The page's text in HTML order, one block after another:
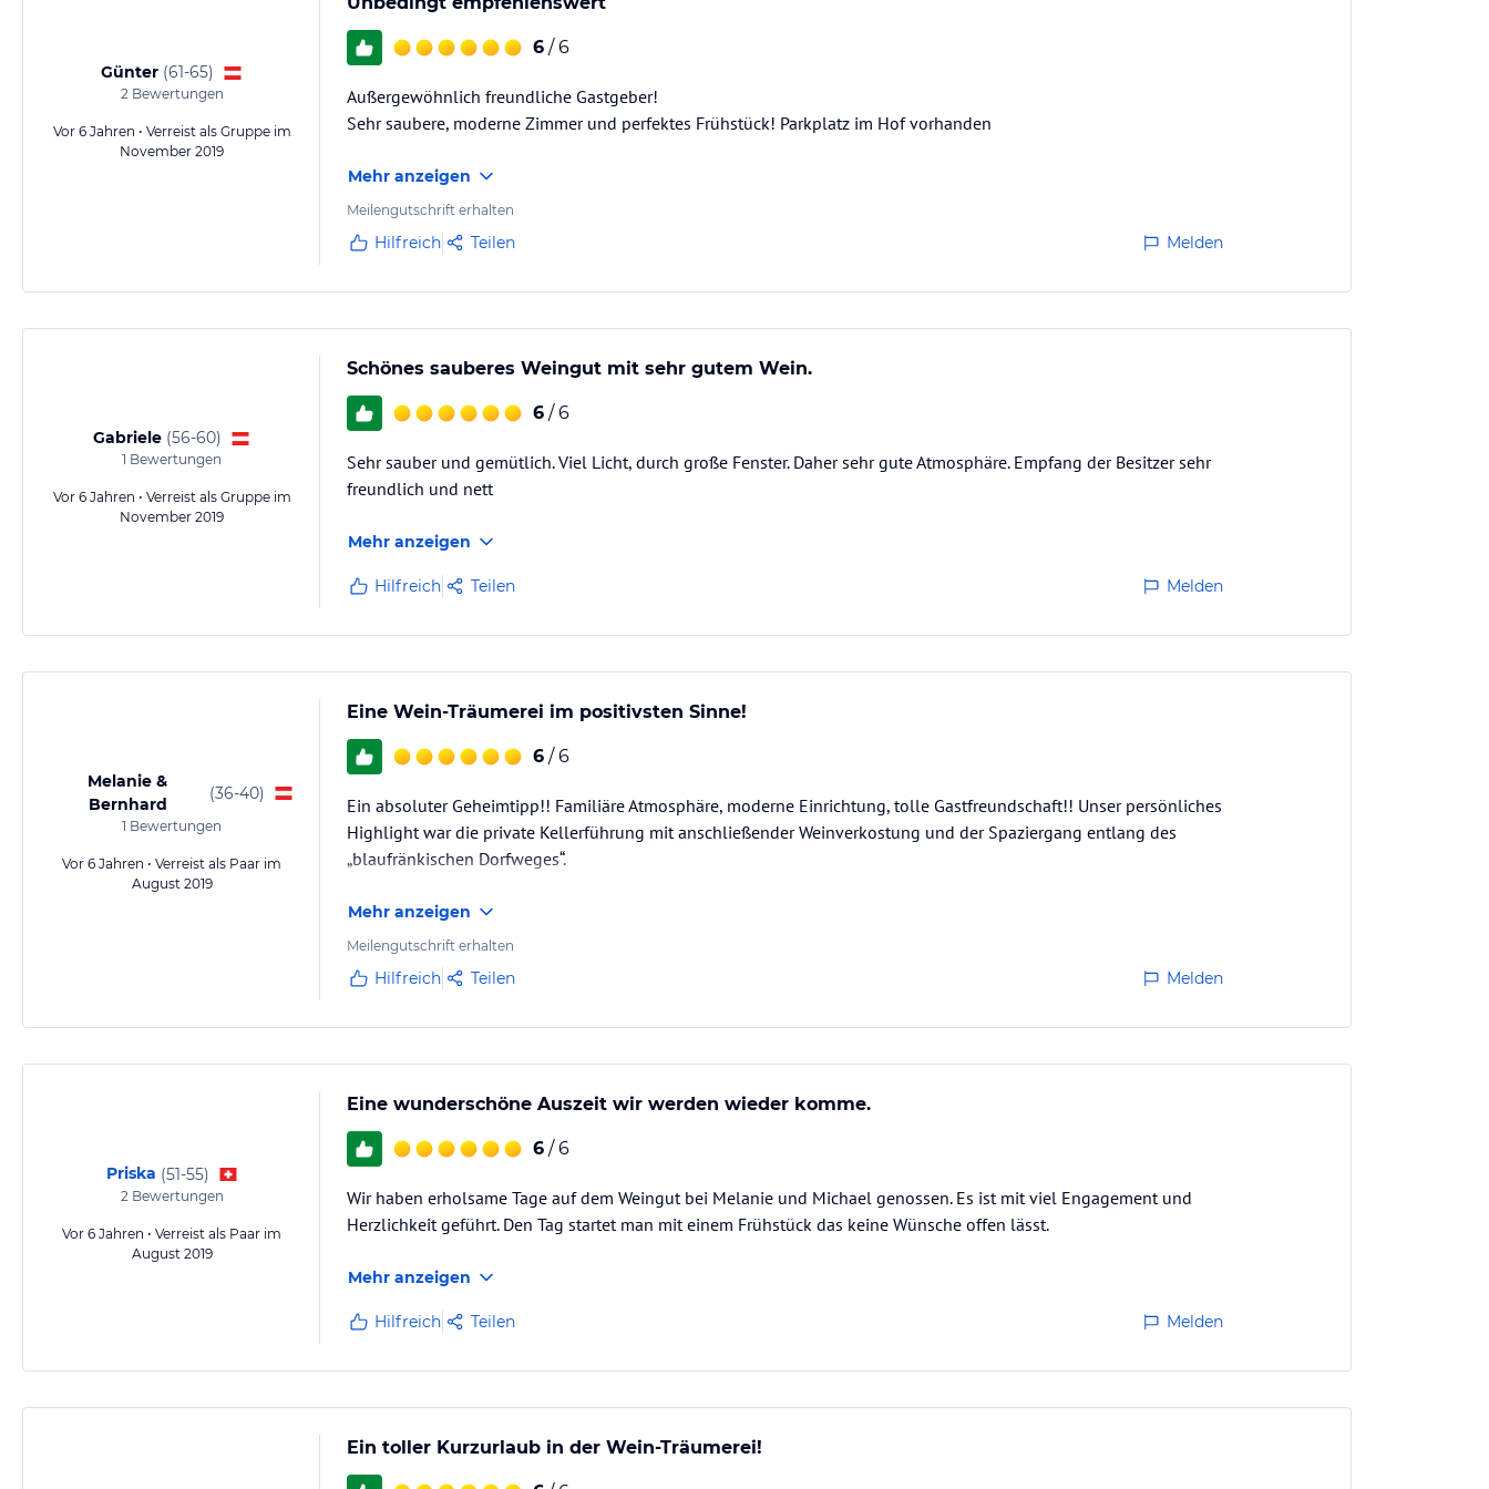
Günter (61-65)
2Bewertungen
Vor 6 Jahren • Verreist als Gruppe im
November 2019
6 / 6
Außergewöhnlich freundliche Gastgeber!
Sehr saubere, moderne Zimmer und perfektes Frühstück! Parkplatz im Hof vorhanden
Mehr anzeigen
Meilengutschrift erhalten
Hilfreich Teilen Melden
Gabriele (56-60)
1 Bewertungen
Vor 6 Jahren • Verreist als Gruppe im
November 2019
Schönes sauberes Weingut mit sehr gutem Wein.
6 / 6
Sehr sauber und gemütlich. Viel Licht, durch große Fenster. Daher sehr gute Atmosphäre. Empfang der Besitzer sehr
freundlich und nett
Mehr anzeigen
Hilfreich Teilen Melden
Melanie &
Bernhard
(36-40)
1 Bewertungen
Vor 6 Jahren • Verreist als Paar im
August 2019
Eine Wein-Träumerei im positivsten Sinne!
6 / 6
Ein absoluter Geheimtipp!! Familiäre Atmosphäre, moderne Einrichtung, tolle Gastfreundschaft!! Unser persönliches
Highlight war die private Kellerführung mit anschließender Weinverkostung und der Spaziergang entlang des
„blaufränkischen Dorfweges“.
Mehr anzeigen
Meilengutschrift erhalten
Hilfreich Teilen Melden
Priska (51-55)
2Bewertungen
Vor 6 Jahren • Verreist als Paar im
August 2019
Eine wunderschöne Auszeit wir werden wieder komme.
6 / 6
Wir haben erholsame Tage auf dem Weingut bei Melanie und Michael genossen. Es ist mit viel Engagement und
Herzlichkeit geführt. Den Tag startet man mit einem Frühstück das keine Wünsche offen lässt.
Mehr anzeigen
Hilfreich Teilen Melden
Ein toller Kurzurlaub in der Wein-Träumerei!